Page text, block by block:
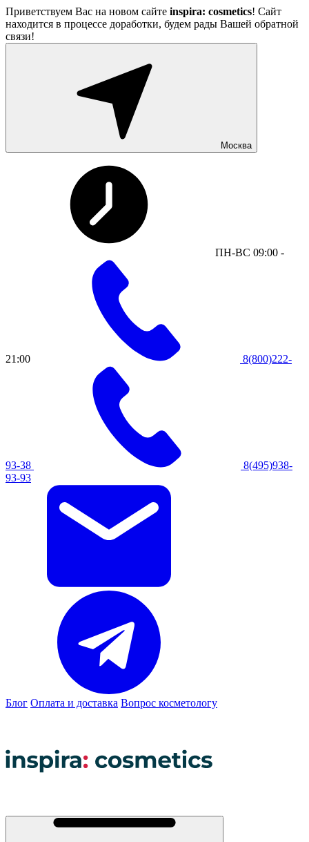
Приветствуем Вас на новом сайте inspira: cosmetics! Сайт
находится в процессе доработки, будем рады Вашей обратной
связи!
Москва
ПН-ВС 09:00 -
21:00 8(800)222-
93-38
8(495)938-
93-93
Блог Оплата и доставка Вопрос косметологу